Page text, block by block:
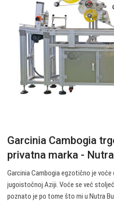
Garcinia Cambogia
privatna marka -
Garcinia Cambogia egzotično je
jugoistočnoj Aziji. Voće se već
poznato je po tome što mi u Nutra